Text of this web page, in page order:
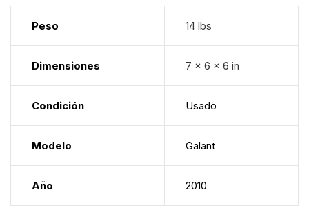
Peso 14 lbs
Dimensiones 7 × 6 × 6 in
Condición Usado
Modelo Galant
Año 2010